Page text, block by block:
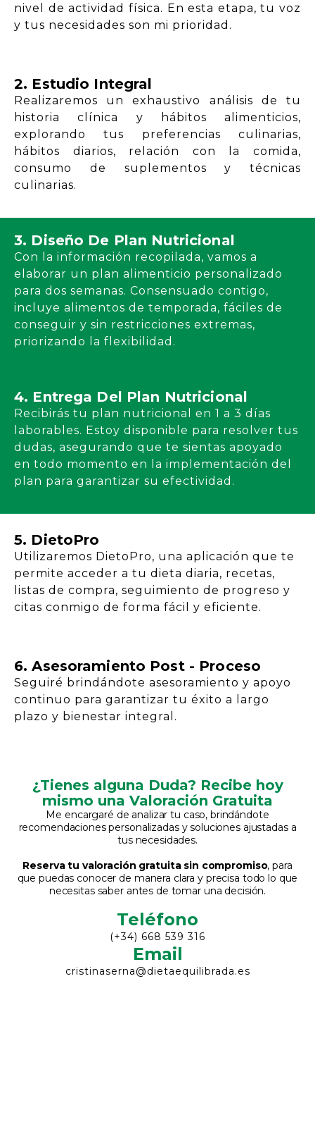
nivel de actividad física. En esta etapa, tu voz
y tus necesidades son mi prioridad.
2. Estudio Integral
Realizaremos un exhaustivo análisis de tu
historia clínica y hábitos alimenticios,
explorando tus preferencias culinarias,
hábitos diarios, relación con la comida,
consumo de suplementos y técnicas
culinarias.
3. Diseño De Plan Nutricional
Con la información recopilada, vamos a
elaborar un plan alimenticio personalizado
para dos semanas. Consensuado contigo,
incluye alimentos de temporada, fáciles de
conseguir y sin restricciones extremas,
priorizando la flexibilidad.
4. Entrega Del Plan Nutricional
Recibirás tu plan nutricional en 1 a 3 días
laborables. Estoy disponible para resolver tus
dudas, asegurando que te sientas apoyado
en todo momento en la implementación del
plan para garantizar su efectividad.
5. DietoPro
Utilizaremos DietoPro, una aplicación que te
permite acceder a tu dieta diaria, recetas,
listas de compra, seguimiento de progreso y
citas conmigo de forma fácil y eficiente.
6. Asesoramiento Post - Proceso
Seguiré brindándote asesoramiento y apoyo
continuo para garantizar tu éxito a largo
plazo y bienestar integral.
¿Tienes alguna Duda? Recibe hoy
mismo una Valoración Gratuita
Me encargaré de analizar tu caso, brindándote
recomendaciones personalizadas y soluciones ajustadas a
tus necesidades.
Reserva tu valoración gratuita sin compromiso, para
que puedas conocer de manera clara y precisa todo lo que
necesitas saber antes de tomar una decisión.
Teléfono
(+34) 668 539 316
Email
cristinaserna@dietaequilibrada.es